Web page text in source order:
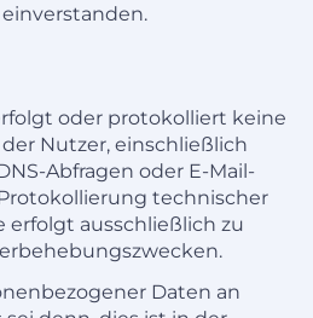
oder protokolliert keine
Nutzer, einschließlich
Abfragen oder E-Mail-
technischer
erfolgt ausschließlich zu
Daten an